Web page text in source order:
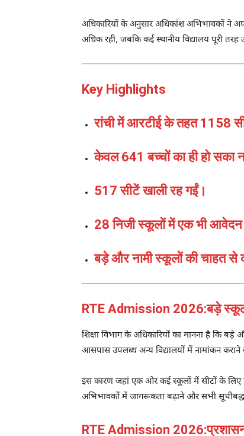
अधिकारियों के अनुसार अधिकांश अभिभावकों ने
अधिक रही, जबकि कई स्थानीय विद्यालय पूरी तरह
Key Highlights
रांची में आरटीई के तहत 1158
केवल 641 बच्चों का ही हो सका
517 सीटें खाली रह गईं।
28 निजी स्कूलों में एक भी
बड़े और नामी स्कूलों की चाहत से
RTE Admission 2026:बड़े
शिक्षा विभाग के अधिकारियों का मानना है कि
आसपास उपलब्ध अन्य विद्यालयों में नामांकन कराने
इस कारण जहां एक ओर कई स्कूलों में सीटों के लिए
अभिभावकों में जागरूकता बढ़ाने और सभी सूचीबद्ध
RTE Admission 2026:प्रशासन